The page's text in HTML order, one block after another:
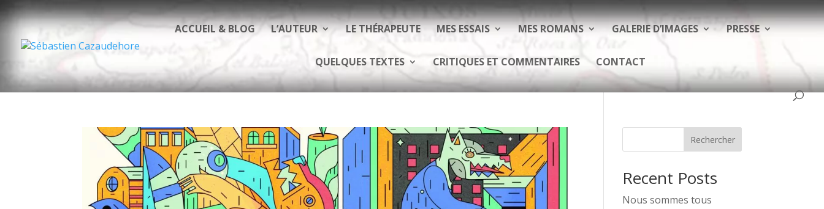
ACCUEIL & BLOG L’AUTEUR LE THÉRAPEUTE MES ESSAIS MES ROMANS GALERIE D’IMAGES PRESSE
QUELQUES TEXTES CRITIQUES ET COMMENTAIRES CONTACT
Rechercher
Recent Posts
Nous sommes tous